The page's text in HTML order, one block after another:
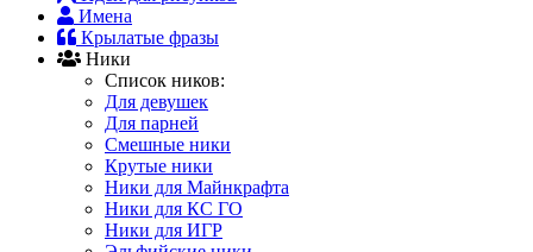
Имена
Крылатые фразы
Ники
Список ников:
Для девушек
Для парней
Смешные ники
Крутые ники
Ники для Майнкрафта
Ники для КС ГО
Ники для ИГР